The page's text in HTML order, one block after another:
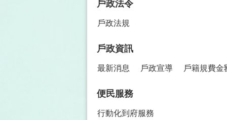
戶政法令
戶政法規
戶政資訊
最新消息 戶政宣導 戶籍規費金
便民服務
行動化到府服務